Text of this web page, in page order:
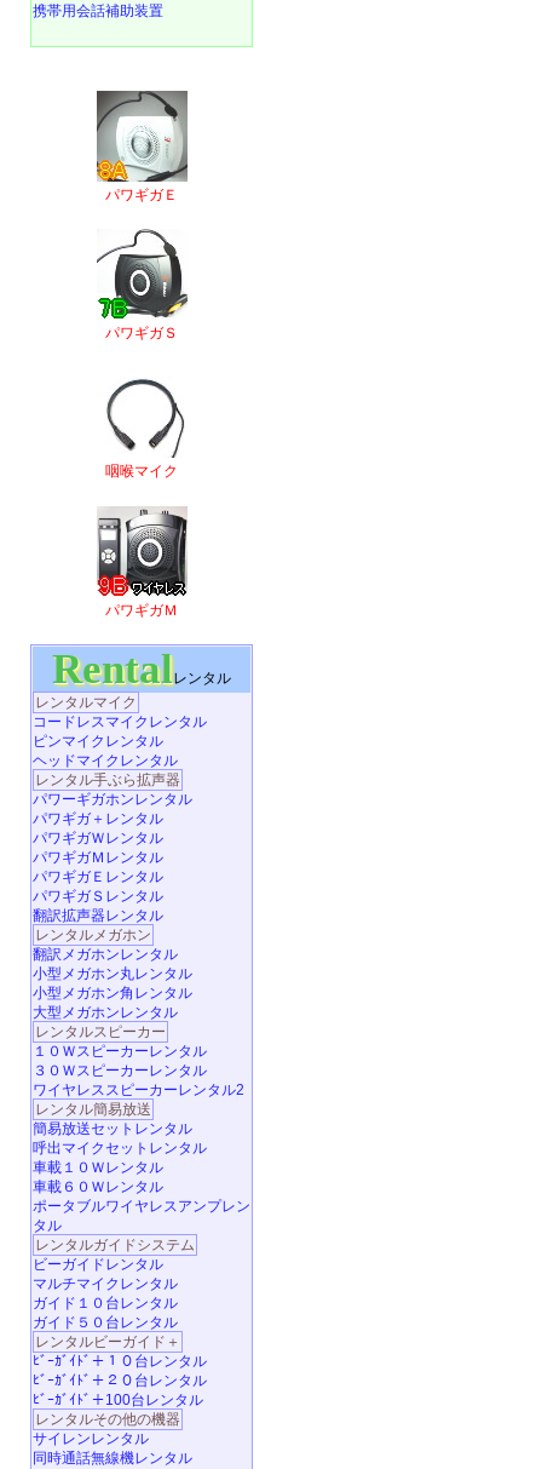
携帯用会話補助装置
パワギガＥ
パワギガＳ
咽喉マイク
パワギガＭ
Rentalレンタル
レンタルマイク
コードレスマイクレンタル
ピンマイクレンタル
ヘッドマイクレンタル
レンタル手ぶら拡声器
パワーギガホンレンタル
パワギガ＋レンタル
パワギガＷレンタル
パワギガＭレンタル
パワギガＥレンタル
パワギガＳレンタル
翻訳拡声器レンタル
レンタルメガホン
翻訳メガホンレンタル
小型メガホン丸レンタル
小型メガホン角レンタル
大型メガホンレンタル
レンタルスピーカー
１０Ｗスピーカーレンタル
３０Ｗスピーカーレンタル
ワイヤレススピーカーレンタル2
レンタル簡易放送
簡易放送セットレンタル
呼出マイクセットレンタル
車載１０Ｗレンタル
車載６０Ｗレンタル
ポータブルワイヤレスアンプレン
タル
レンタルガイドシステム
ビーガイドレンタル
マルチマイクレンタル
ガイド１０台レンタル
ガイド５０台レンタル
レンタルビーガイド＋
ﾋﾞｰｶﾞｲﾄﾞ＋１０台レンタル
ﾋﾞｰｶﾞｲﾄﾞ＋２０台レンタル
ﾋﾞｰｶﾞｲﾄﾞ＋100台レンタル
レンタルその他の機器
サイレンレンタル
同時通話無線機レンタル